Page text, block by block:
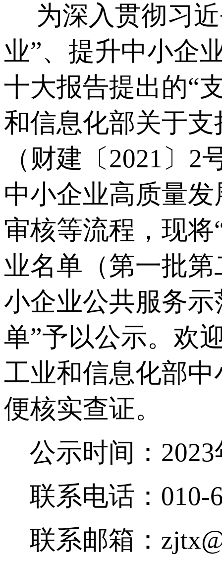
为深入贯彻习近
业”、提升中小企
十大报告提出的“
和信息化部关于
（财建〔2021〕
中小企业高质量
审核等流程，现将
业名单（第一批
小企业公共服务
单”予以公示。欢
工业和信息化部
便核实查证。
公示时间：2023
联系电话：010-
联系邮箱：